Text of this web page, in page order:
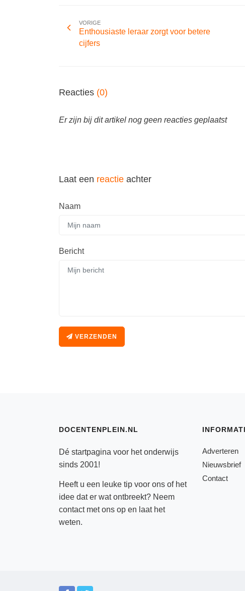
VORIGE
Enthousiaste leraar zorgt voor betere
cijfers
Reacties (0)
Er zijn bij dit artikel nog geen reacties geplaatst
Laat een reactie achter
Naam
Bericht
VERZENDEN
DOCENTENPLEIN.NL
Dé startpagina voor het onderwijs
sinds 2001!
Heeft u een leuke tip voor ons of het
idee dat er wat ontbreekt? Neem
contactmet ons op en laat het
weten.
Adverteren
Nieuwsbrief
Contact